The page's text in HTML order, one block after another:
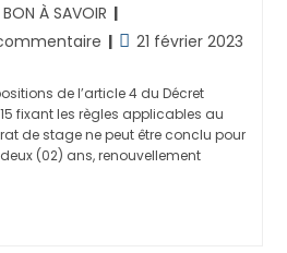
BON À SAVOIR
:
Publication
21 février 2023
de l’article 4 du Décret
fixant les règles applicables au
de stage ne peut être conclu pour
(02) ans, renouvellement